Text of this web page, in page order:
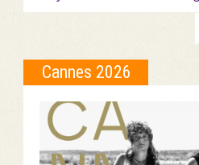
Cannes 2026